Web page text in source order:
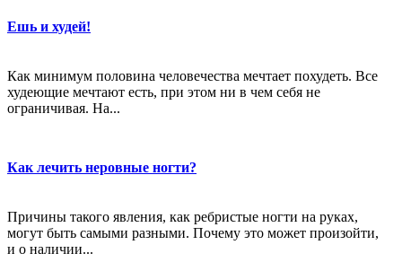
Ешь и худей!
Как минимум половина человечества мечтает похудеть. Все
худеющие мечтают есть, при этом ни в чем себя не
ограничивая. На...
Как лечить неровные ногти?
Причины такого явления, как ребристые ногти на руках,
могут быть самыми разными. Почему это может произойти,
и о наличии...